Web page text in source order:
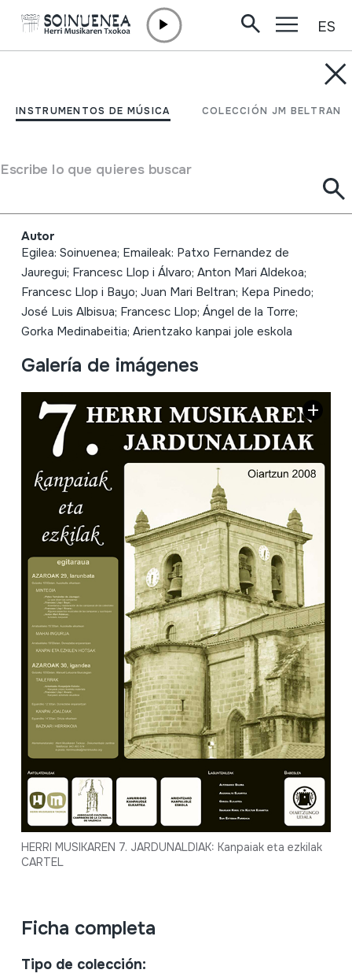
INSTRUMENTOS DE MÚSICA COLECCIÓN JM BELTRAN
Escribe lo que quieres buscar
ES
HERRI MUSIKAREN 7.
Kanpaiak eta ezkilak;
Autor
Egilea: Soinuenea; Emaileak: Patxo Fernandez de
Jauregui; Francesc Llop i Álvaro; Anton Mari Aldekoa;
Francesc Llop i Bayo; Juan Mari Beltran; Kepa Pinedo;
José Luis Albisua; Francesc Llop; Ángel de la Torre;
Gorka Medinabeitia; Arientzako kanpai jole eskola
Galería de imágenes
HERRI MUSIKAREN 7. JARDUNALDIAK: Kanpaiak eta ezkilak
CARTEL
Ficha completa
Tipo de colección: